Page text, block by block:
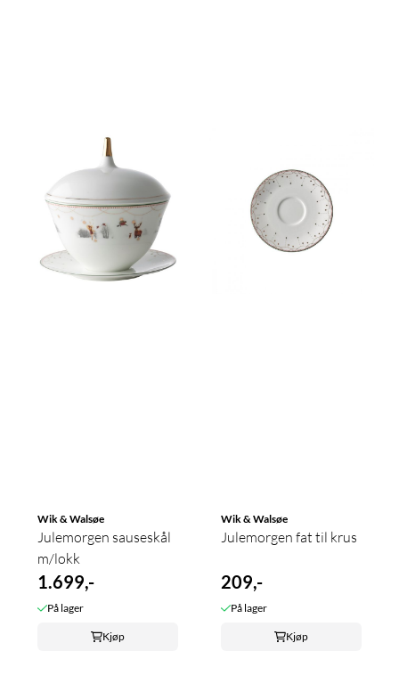
Wik & Walsøe
Julemorgen sauseskål
m/lokk
1.699,-
På lager
Kjøp
Wik & Walsøe
Julemorgen fat til krus
209,-
På lager
Kjøp